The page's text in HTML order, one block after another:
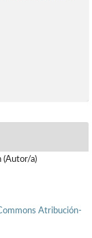
(Autor/a)
Atribución-